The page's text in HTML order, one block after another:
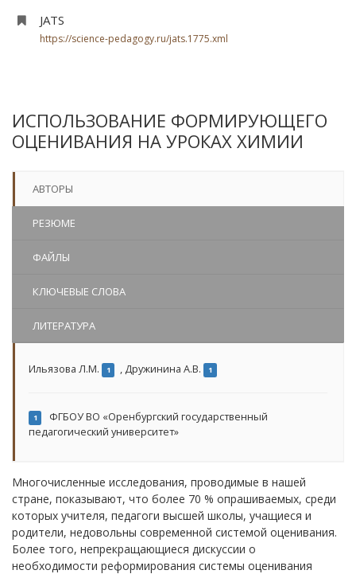
JATS
https://science-pedagogy.ru/jats.1775.xml
ИСПОЛЬЗОВАНИЕ ФОРМИРУЮЩЕГО
ОЦЕНИВАНИЯ НА УРОКАХ ХИМИИ
АВТОРЫ
РЕЗЮМЕ
ФАЙЛЫ
КЛЮЧЕВЫЕ СЛОВА
ЛИТЕРАТУРА
Ильязова Л.М. 1 , Дружинина А.В. 1
1
ФГБОУ ВО «Оренбургский государственный
педагогический университет»
Многочисленные исследования, проводимые в нашей
стране, показывают, что более 70 % опрашиваемых, среди
которых учителя, педагоги высшей школы, учащиеся и
родители, недовольны современной системой оценивания.
Более того, непрекращающиеся дискуссии о
необходимости реформирования системы оценивания